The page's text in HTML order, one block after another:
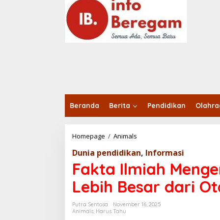
Beranda Berita Pendidikan
Homepage / Animals
k
a
l
i
Dunia pendidikan, Informasi
Fakta Ilmiah
Lebih Besar dari
Putra Sentosa
November 16, 2025
Animals, Harus Tahu